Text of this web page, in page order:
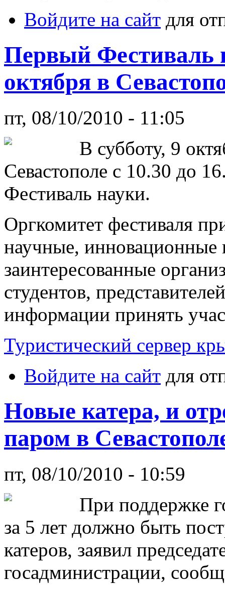
Войдите на сайт для
Первый Фестиваль
октября в
пт, 08/10/2010 - 11:05
В субботу, 9
Севастополе с 10.30 до
Фестиваль науки.
Оргкомитет фестиваля
научные, инновационные
заинтересованные
студентов,
информации принять
Туристический сервер
Войдите на сайт для
Новые катера, и
паром в
пт, 08/10/2010 - 10:59
При поддержке
за 5 лет должно быть
катеров, заявил
госадминистрации,